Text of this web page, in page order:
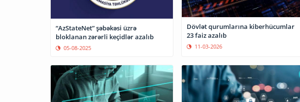
“AzStateNet” şəbəkəsi üzrə
bloklanan zərərli keçidlər azalıb
05-08-2025
Dövlət qurumlarına kiberhücumlar
23 faiz azalıb
11-03-2026